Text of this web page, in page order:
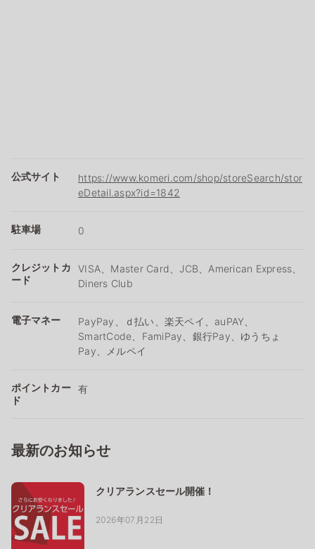
公式サイト
https://www.komeri.com/shop/storeSearch/stor
eDetail.aspx?id=1842
駐車場 0
クレジットカ
ード
VISA、Master Card、JCB、American Express、
Diners Club
電子マネー
PayPay、ｄ払い、楽天ペイ、auPAY、
SmartCode、FamiPay、銀行Pay、ゆうちょ
Pay、メルペイ
ポイントカー
ド
有
最新のお知らせ
クリアランスセール開催！
2026年07月22日